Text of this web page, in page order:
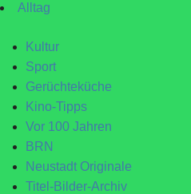
Alltag
Kultur
Sport
Gerüchteküche
Kino-Tipps
Vor 100 Jahren
BRN
Neustadt Originale
Titel-Bilder-Archiv